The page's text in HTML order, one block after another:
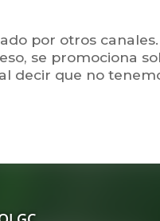
por otros
se promociona
decir que no